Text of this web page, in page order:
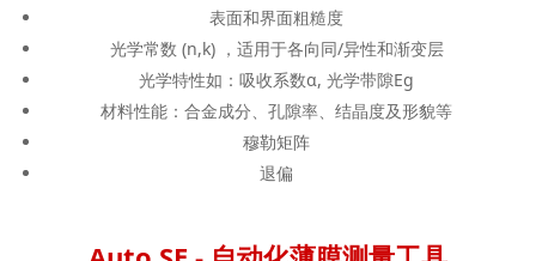
表面和界面粗糙度
光学常数 (n,k) ，适用于各向同/异性和渐变层
光学特性如：吸收系数α, 光学带隙Eg
材料性能：合金成分、孔隙率、结晶度及形貌等
穆勒矩阵
退偏